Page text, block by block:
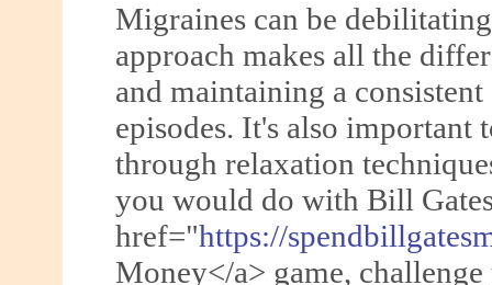
Migraines can be
approach makes all the
and maintaining a
episodes. It's also important
through relaxation
you would do with Bill
href="https://
Money</a> game,